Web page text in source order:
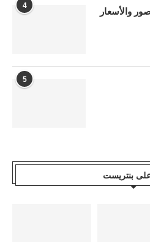
4
والأسعار
5
بنتريست